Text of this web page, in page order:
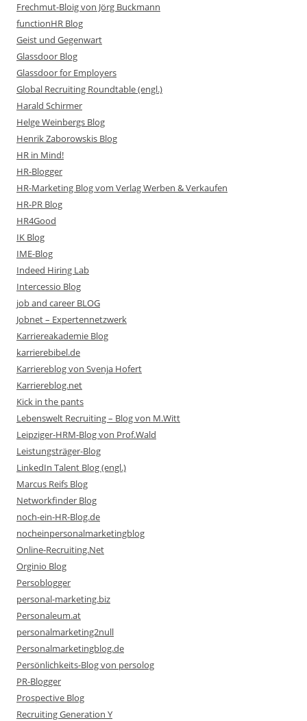
Frechmut-Bloig von Jörg Buckmann
functionHR Blog
Geist und Gegenwart
Glassdoor Blog
Glassdoor for Employers
Global Recruiting Roundtable (engl.)
Harald Schirmer
Helge Weinbergs Blog
Henrik Zaborowskis Blog
HR in Mind!
HR-Blogger
HR-Marketing Blog vom Verlag Werben & Verkaufen
HR-PR Blog
HR4Good
IK Blog
IME-Blog
Indeed Hiring Lab
Intercessio Blog
job and career BLOG
Jobnet – Expertennetzwerk
Karriereakademie Blog
karrierebibel.de
Karriereblog von Svenja Hofert
Karriereblog.net
Kick in the pants
Lebenswelt Recruiting – Blog von M.Witt
Leipziger-HRM-Blog von Prof.Wald
Leistungsträger-Blog
LinkedIn Talent Blog (engl.)
Marcus Reifs Blog
Networkfinder Blog
noch-ein-HR-Blog.de
nocheinpersonalmarketingblog
Online-Recruiting.Net
Orginio Blog
Persoblogger
personal-marketing.biz
Personaleum.at
personalmarketing2null
Personalmarketingblog.de
Persönlichkeits-Blog von persolog
PR-Blogger
Prospective Blog
Recruiting Generation Y